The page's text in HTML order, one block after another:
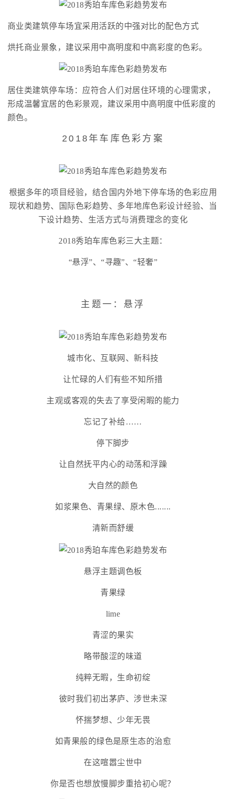
商业类建筑停车场宜采用活跃的中强对比的配色方式
烘托商业景象，建议采用中高明度和中高彩度的色彩。
居住类建筑停车场：应符合人们对居住环境的心理需求，
形成温馨宜居的色彩景观，建议采用中高明度中低彩度的
颜色。
2018年车库色彩方案
根据多年的项目经验，结合国内外地下停车场的色彩应用
现状和趋势、国际色彩趋势、多年地库色彩设计经验、当
下设计趋势、生活方式与消费理念的变化
2018秀珀车库色彩三大主题：
“悬浮”、“寻趣”、“轻奢”
主题一：悬浮
城市化、互联网、新科技
让忙碌的人们有些不知所措
主观或客观的失去了享受闲暇的能力
忘记了补给……
停下脚步
让自然抚平内心的动荡和浮躁
大自然的颜色
如浆果色、青果绿、原木色.......
清新而舒缓
悬浮主题调色板
青果绿
lime
青涩的果实
略带酸涩的味道
纯粹无暇，生命初绽
彼时我们初出茅庐、涉世未深
怀揣梦想、少年无畏
如青果般的绿色是原生态的治愈
在这喧嚣尘世中
你是否也想放慢脚步重拾初心呢？